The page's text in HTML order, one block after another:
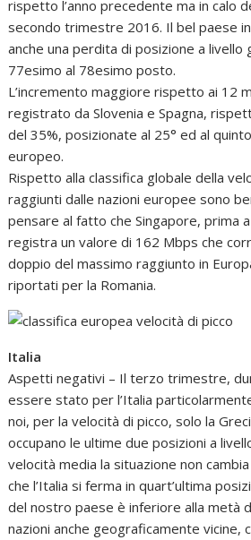
rispetto l’anno precedente ma in calo
secondo trimestre 2016. Il bel paese
anche una perdita di posizione a livello
77esimo al 78esimo posto.
L’incremento maggiore rispetto ai 12
registrato da Slovenia e Spagna,
del 35%, posizionate al 25° ed al
europeo.
Rispetto alla classifica globale della
raggiunti dalle nazioni europee sono
pensare al fatto che Singapore, prima
registra un valore di 162 Mbps che
doppio del massimo raggiunto in
riportati per la Romania.
Italia
Aspetti negativi – Il terzo trimestre,
essere stato per l’Italia
noi, per la velocità di picco, solo la
occupano le ultime due posizioni a
velocità media la situazione non
che l’Italia si ferma in quart’ultima
del nostro paese è inferiore alla metà
nazioni anche geograficamente vicine,